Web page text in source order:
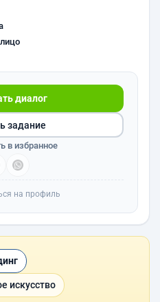
диалог
задание
в избранное
на профиль
искусство